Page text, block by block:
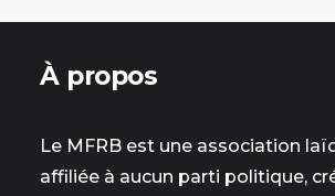
À propos
Le MFRB est une association
affiliée à aucun parti politique,